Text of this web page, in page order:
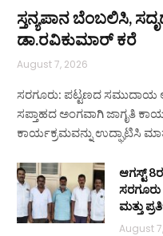
ಸ್ತನ್ಯಪಾನ ಬೆಂಬಲಿಸಿ,
ಡಾ.ರವಿಕುಮಾರ್ ಕರೆ
August 7, 2026
ಸರಗೂರು: ಪಟ್ಟಣದ ಸಮುದಾಯ
ಸಪ್ತಾಹದ ಅಂಗವಾಗಿ ಜಾಗೃತಿ
ಕಾರ್ಯಕ್ರಮವನ್ನು ಉದ್ಘಾಟಿಸಿ
ಆಗಸ್ಟ್
ಮತ್ತು
August